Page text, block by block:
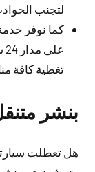
لتجنب
كما نوفر
تغطية كافة
بنشر
هل تعطلت